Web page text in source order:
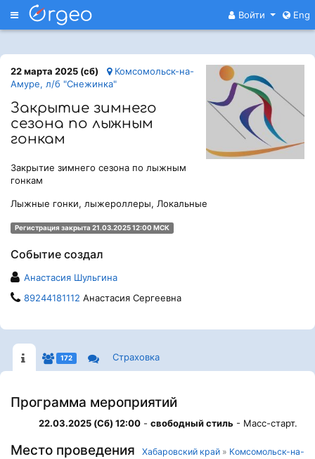
Меню Войти Eng
22 марта 2025 (сб)
Комсомольск-на-
Амуре, л/б "Снежинка"
Закрытие зимнего
сезона по лыжным
гонкам
Закрытие зимнего сезона по лыжным
гонкам
Лыжные гонки, лыжероллеры, Локальные
Регистрация закрыта 21.03.2025 12:00 МСК
Событие создал
Анастасия Шульгина
89244181112 Анастасия Сергеевна
172 Страховка
Программа мероприятий
22.03.2025 (Сб) 12:00 - свободный стиль - Масс-старт.
Место проведения Хабаровский край » Комсомольск-на-